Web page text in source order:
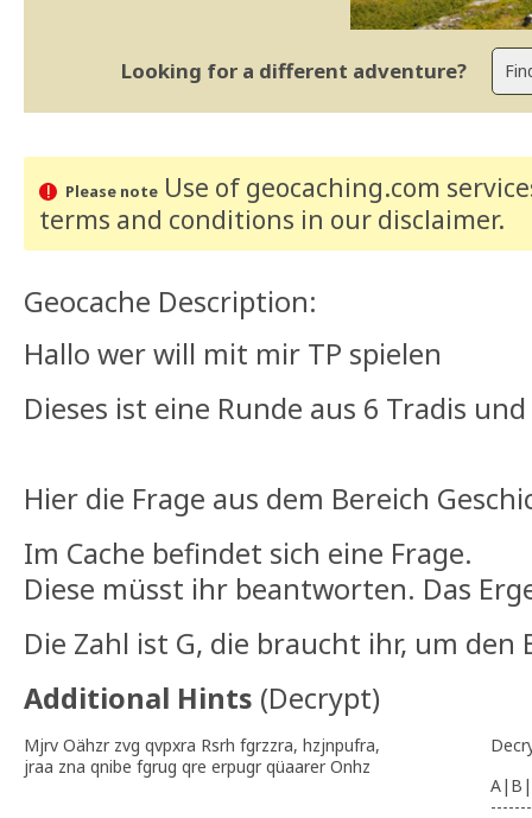
Looking for a different adventure?
Please noteUse of geocaching.com
terms and conditions in our disclaimer.
Geocache Description:
Hallo wer will mit mir TP spielen
Dieses ist eine Runde aus 6 Tradis
Hier die Frage aus dem Bereich
Im Cache befindet sich eine Frage.
Diese müsst ihr beantworten. Das
Die Zahl ist G, die braucht ihr, um den
Additional Hints (Decrypt)
Mjrv Oähzr zvg qvpxra Rsrh fgrzzra, hzjnpufra,
jraa zna qnibe fgrug qre erpugr qüaarer Onhz